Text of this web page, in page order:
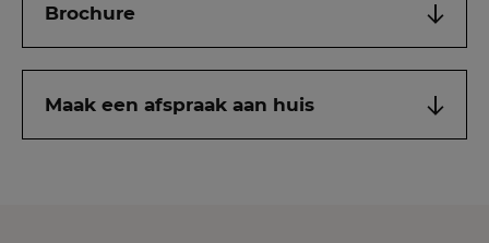
Brochure
Maak een afspraak aan huis